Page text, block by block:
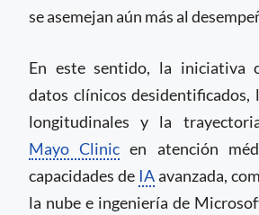
se asemejan aún más al
En este sentido, la iniciativa
datos clínicos desidentificados,
longitudinales y la
Mayo Clinic en atención
capacidades de IAavanzada,
la nube e ingeniería de